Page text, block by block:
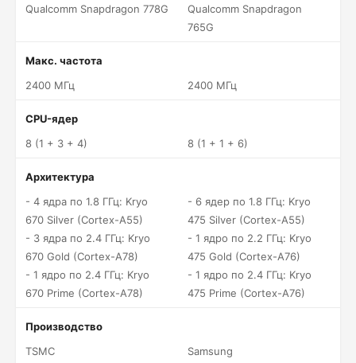
Qualcomm Snapdragon 778G
Qualcomm Snapdragon
765G
Макс. частота
2400 МГц
2400 МГц
CPU-ядер
8 (1 + 3 + 4)
8 (1 + 1 + 6)
Архитектура
- 4 ядра по 1.8 ГГц: Kryo
670 Silver (Cortex-A55)
- 3 ядра по 2.4 ГГц: Kryo
670 Gold (Cortex-A78)
- 1 ядро по 2.4 ГГц: Kryo
670 Prime (Cortex-A78)
- 6 ядер по 1.8 ГГц: Kryo
475 Silver (Cortex-A55)
- 1 ядро по 2.2 ГГц: Kryo
475 Gold (Cortex-A76)
- 1 ядро по 2.4 ГГц: Kryo
475 Prime (Cortex-A76)
Производство
TSMC
Samsung